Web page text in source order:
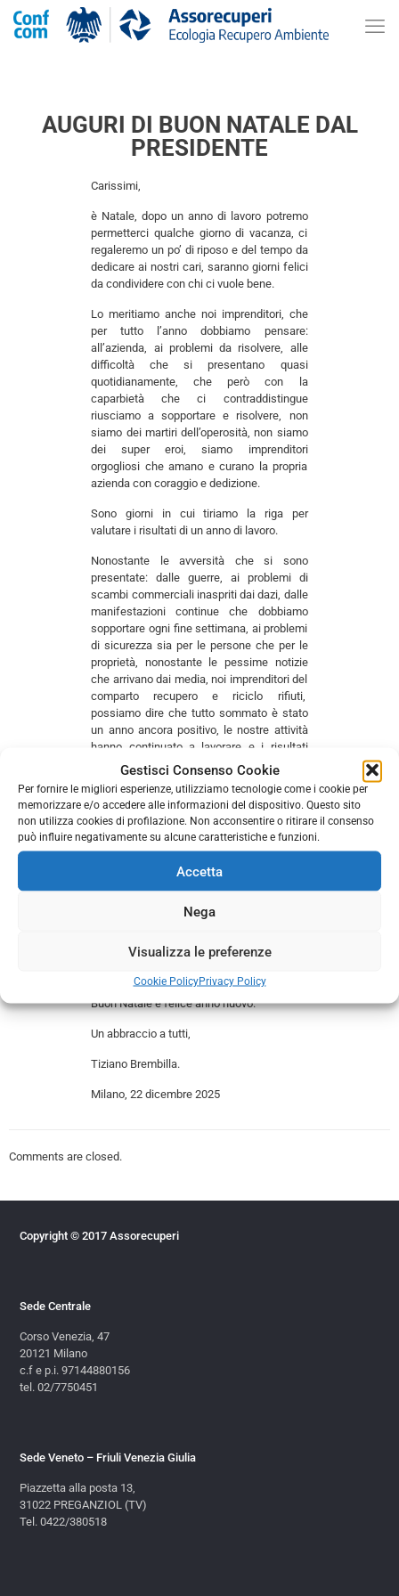
Gestisci Consenso Cookie
Per fornire le migliori esperienze, utilizziamo tecnologie come i cookie per
memorizzare e/o accedere alle informazioni del dispositivo. Questo sito
non utilizza cookies di profilazione. Non acconsentire o ritirare il consenso
può influire negativamente su alcune caratteristiche e funzioni.
Accetta
Nega
Visualizza le preferenze
Cookie PolicyPrivacy Policy
AUGURI DI BUON NATALE DAL
PRESIDENTE
Carissimi,
è Natale, dopo un anno di lavoro potremo
permetterci qualche giorno di vacanza, ci
regaleremo un po’ di riposo e del tempo da
dedicare ai nostri cari, saranno giorni felici
da condividere con chi ci vuole bene.
Lo meritiamo anche noi imprenditori, che
per tutto l’anno dobbiamo pensare:
all’azienda, ai problemi da risolvere, alle
difficoltà che si presentano quasi
quotidianamente, che però con la
caparbietà che ci contraddistingue
riusciamo a sopportare e risolvere, non
siamo dei martiri dell’operosità, non siamo
dei super eroi, siamo imprenditori
orgogliosi che amano e curano la propria
azienda con coraggio e dedizione.
Sono giorni in cui tiriamo la riga per
valutare i risultati di un anno di lavoro.
Nonostante le avversità che si sono
presentate: dalle guerre, ai problemi di
scambi commerciali inaspriti dai dazi, dalle
manifestazioni continue che dobbiamo
sopportare ogni fine settimana, ai problemi
di sicurezza sia per le persone che per le
proprietà, nonostante le pessime notizie
che arrivano dai media, noi imprenditori del
comparto recupero e riciclo rifiuti,
possiamo dire che tutto sommato è stato
un anno ancora positivo, le nostre attività
hanno continuato a lavorare e i risultati
positivi non mancano.
Sono convinto che l’impegno con cui
gestiamo le nostre aziende ci viene
ripagato dai buoni risultati che otteniamo,
potrebbe andare meglio? Si, ma visto il
Cosa possiamo augurarci per l’anno
prossimo? Vi auguro serenità, salute e
Un augurio anche alle nostre famiglie, che
condividono con noi la vita e il lavoro.
Buon Natale e felice anno nuovo.
Un abbraccio a tutti,
Tiziano Brembilla.
Milano, 22 dicembre 2025
Comments are closed.
Copyright © 2017 Assorecuperi
Sede Centrale
Corso Venezia, 47
20121 Milano
c.f e p.i. 97144880156
tel. 02/7750451
Sede Veneto – Friuli Venezia Giulia
Piazzetta alla posta 13,
31022 PREGANZIOL (TV)
Tel. 0422/380518